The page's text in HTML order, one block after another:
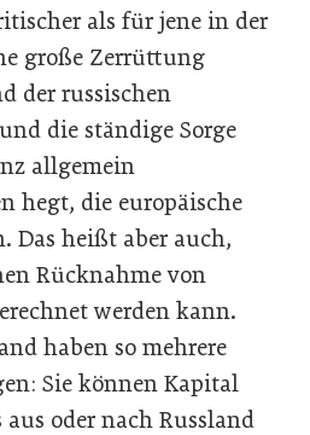
als für jene in der
große Zerrüttung
der russischen
die ständige Sorge
allgemein
hegt, die europäische
Das heißt aber auch,
Rücknahme von
werden kann.
haben so mehrere
Sie können Kapital
oder nach Russland